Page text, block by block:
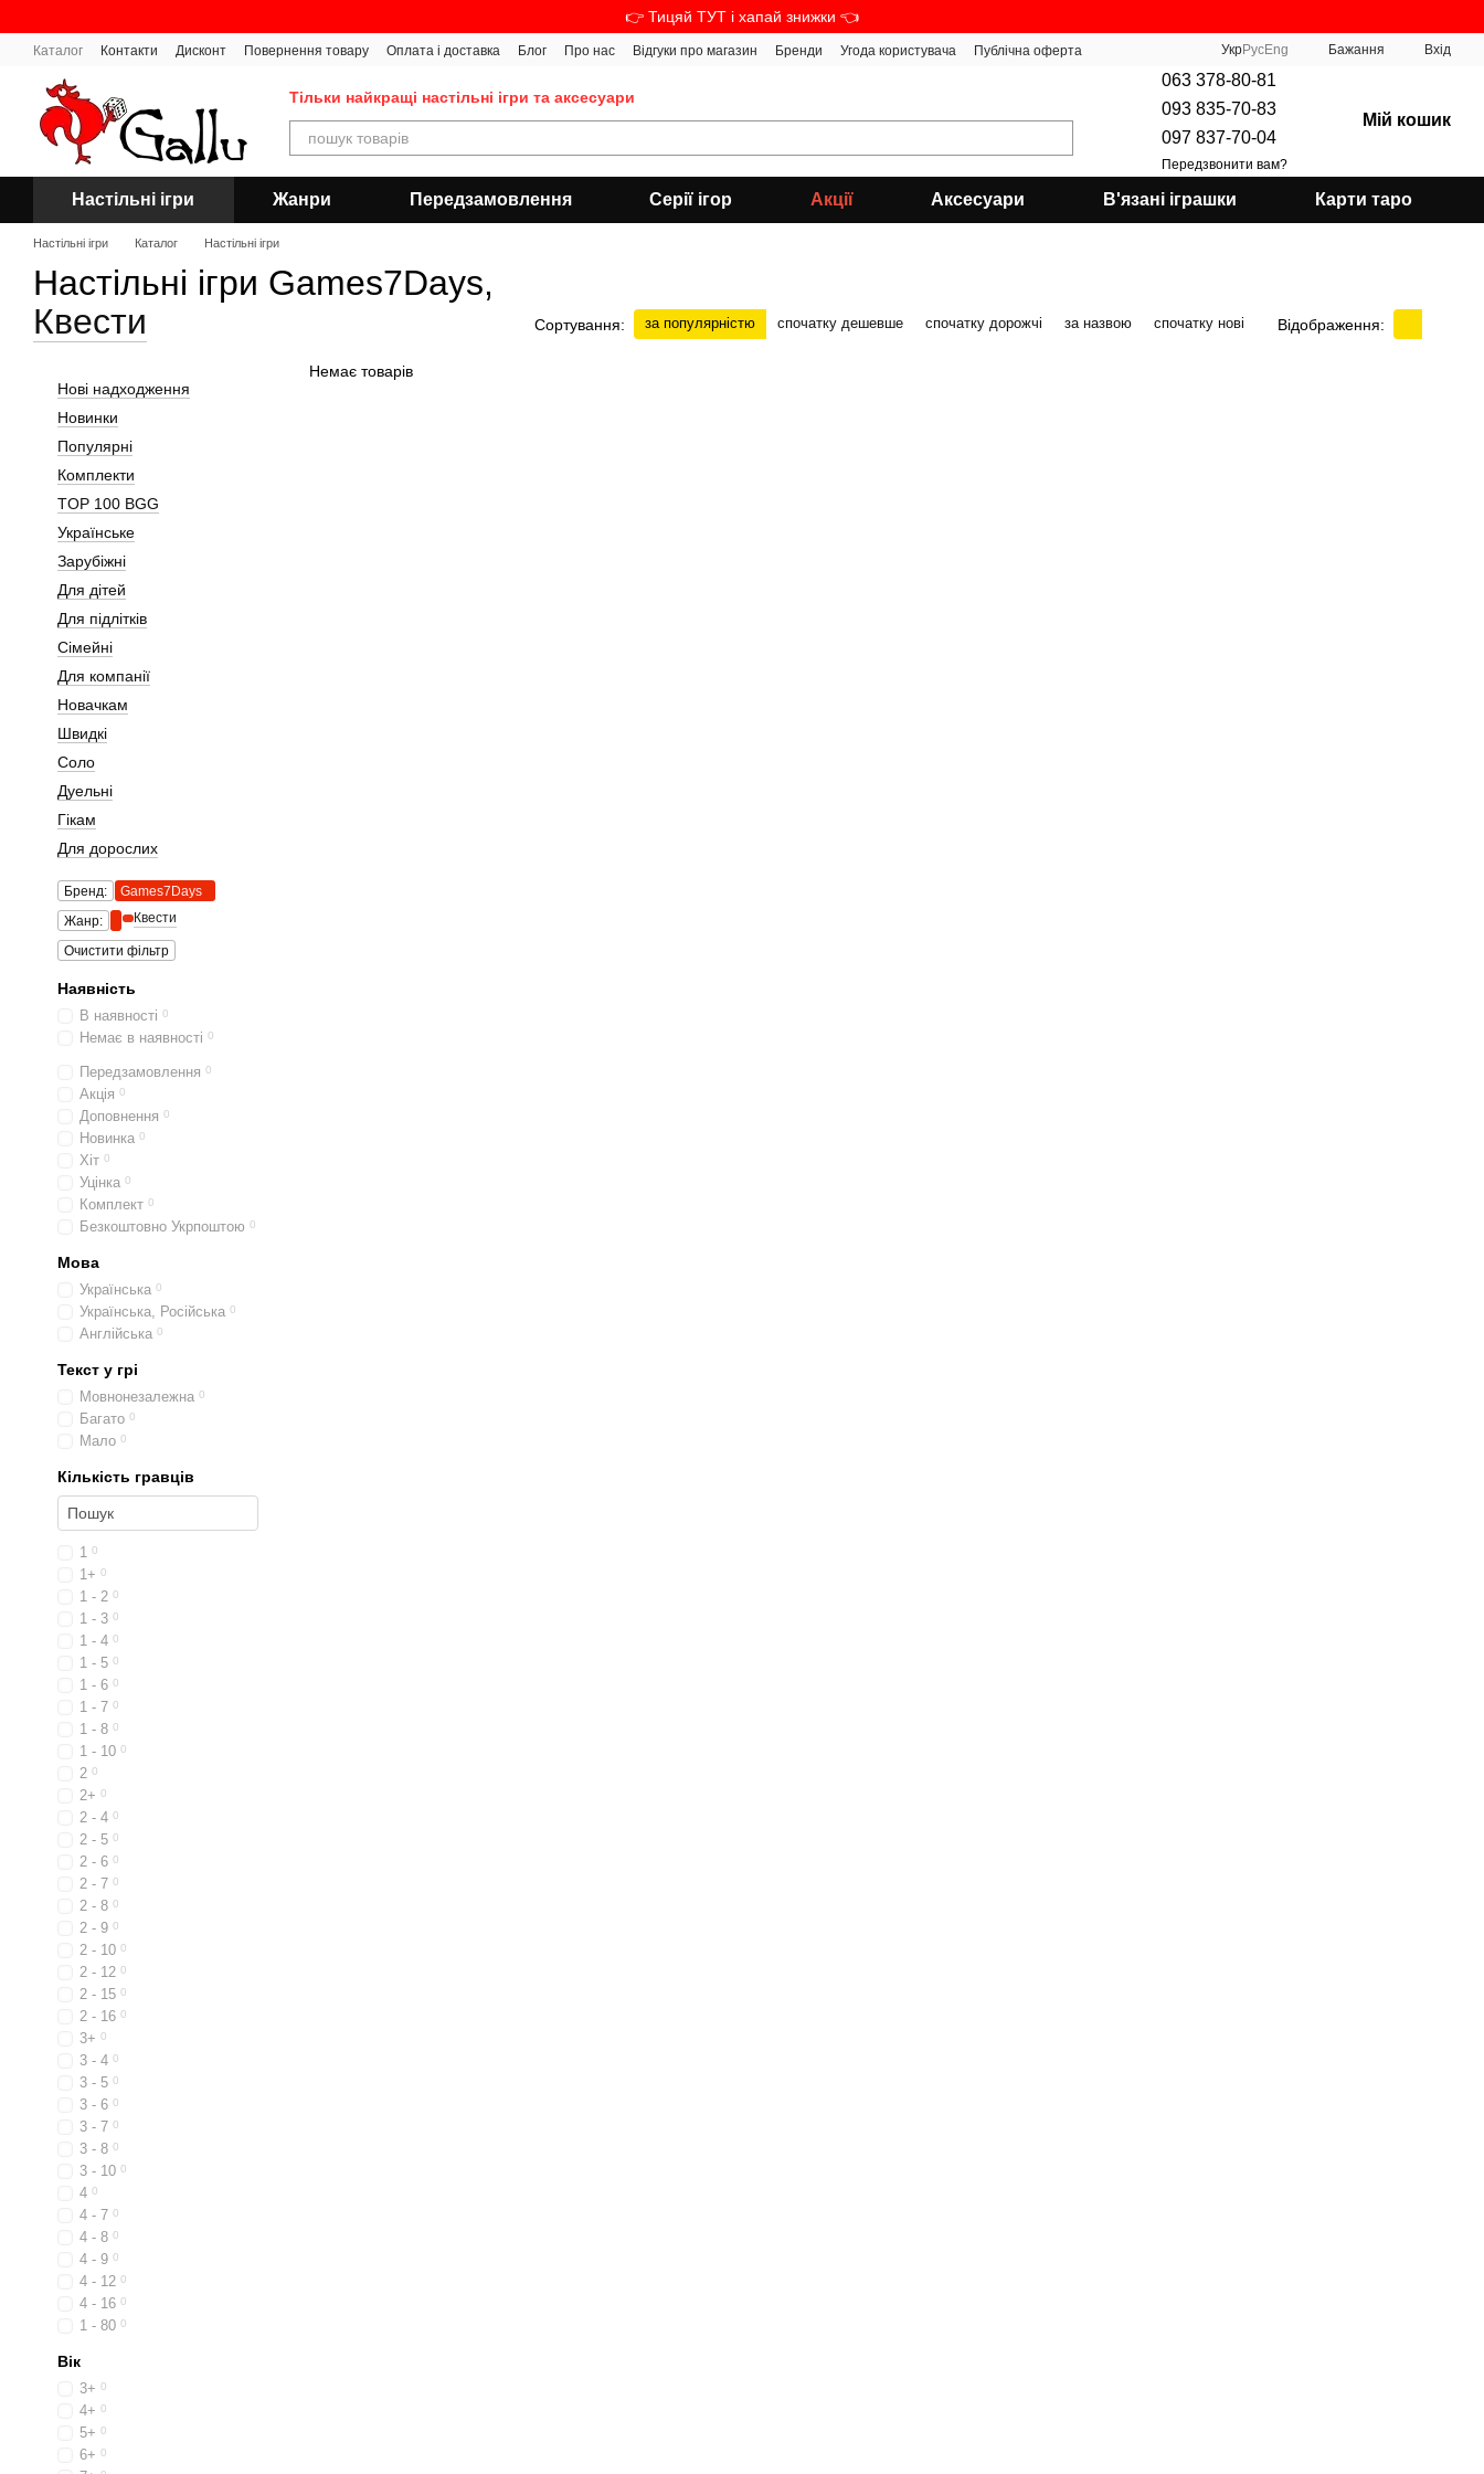
👉 Тицяй ТУТ і хапай знижки 👈
Каталог Контакти Дисконт Повернення товару Оплата і доставка Блог Про нас Відгуки про магазин Бренди Угода користувача Публічна оферта УкрРусEng Бажання Вхід
Тільки найкращі настільні ігри та аксесуари
063 378-80-81
093 835-70-83
097 837-70-04
Передзвонити вам?
Мій кошик
Настільні ігри Жанри Передзамовлення Серії ігор Акції Аксесуари В'язані іграшки Карти таро
Настільні ігри Каталог Настільні ігри
Настільні ігри Games7Days,
Квести
Сортування: за популярністю спочатку дешевше спочатку дорожчі за назвою спочатку нові Відображення:
Немає товарів
Нові надходження
Новинки
Популярні
Комплекти
TOP 100 BGG
Українське
Зарубіжні
Для дітей
Для підлітків
Сімейні
Для компанії
Новачкам
Швидкі
Соло
Дуельні
Гікам
Для дорослих
Бренд:
Games7Days
Жанр:
Квести
Очистити фільтр
Наявність
В наявності 0
Немає в наявності 0
Передзамовлення 0
Акція 0
Доповнення 0
Новинка 0
Хіт 0
Уцінка 0
Комплект 0
Безкоштовно Укрпоштою 0
Мова
Українська 0
Українська, Російська 0
Англійська 0
Текст у грі
Мовнонезалежна 0
Багато 0
Мало 0
Кількість гравців
1 0
1+ 0
1 - 2 0
1 - 3 0
1 - 4 0
1 - 5 0
1 - 6 0
1 - 7 0
1 - 8 0
1 - 10 0
2 0
2+ 0
2 - 4 0
2 - 5 0
2 - 6 0
2 - 7 0
2 - 8 0
2 - 9 0
2 - 10 0
2 - 12 0
2 - 15 0
2 - 16 0
3+ 0
3 - 4 0
3 - 5 0
3 - 6 0
3 - 7 0
3 - 8 0
3 - 10 0
4 0
4 - 7 0
4 - 8 0
4 - 9 0
4 - 12 0
4 - 16 0
1 - 80 0
Вік
3+ 0
4+ 0
5+ 0
6+ 0